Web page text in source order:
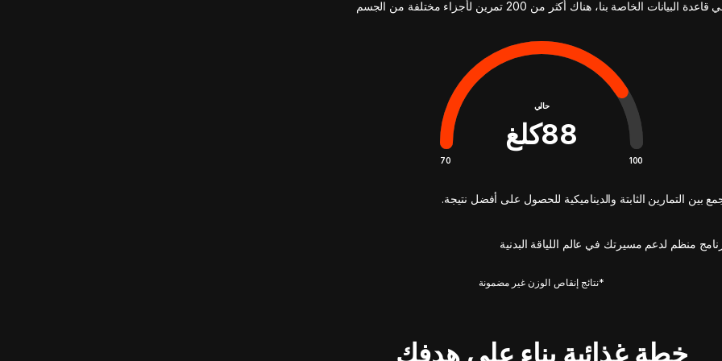
قاعدة البيانات الخاصة بنا، هناك أكثر من 200 تمرين لأجزاء مختلفة من الجسم
حالي
88كلغ
100
70
بين التمارين الثابتة والديناميكية للحصول على أفضل نتيجة.
منظم لدعم مسيرتك في عالم اللياقة البدنية
*نتائج إنقاص الوزن غير مضمونة
خطة غذائية بناء على هدفك